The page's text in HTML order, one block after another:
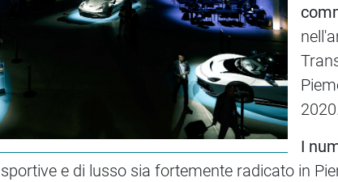
2020.
I
e di lusso sia fortemente radicato in